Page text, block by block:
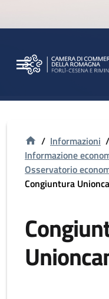
/ Informazioni /
Informazione
Osservatorio
Congiuntura